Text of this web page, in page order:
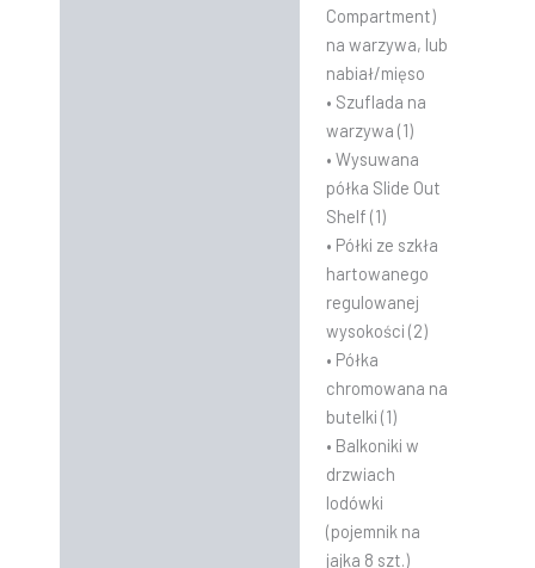
Compartment)
na warzywa, lub
nabiał/mięso
• Szuflada na
warzywa (1)
• Wysuwana
półka Slide Out
Shelf (1)
• Półki ze szkła
hartowanego
regulowanej
wysokości (2)
• Półka
chromowana na
butelki (1)
• Balkoniki w
drzwiach
lodówki
(pojemnik na
jajka 8 szt.)